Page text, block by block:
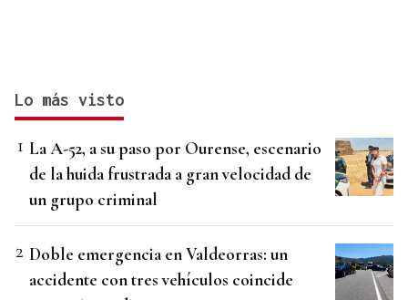
Lo más visto
La A-52, a su paso por Ourense, escenario
de la huida frustrada a gran velocidad de
un grupo criminal
Doble emergencia en Valdeorras: un
accidente con tres vehículos coincide